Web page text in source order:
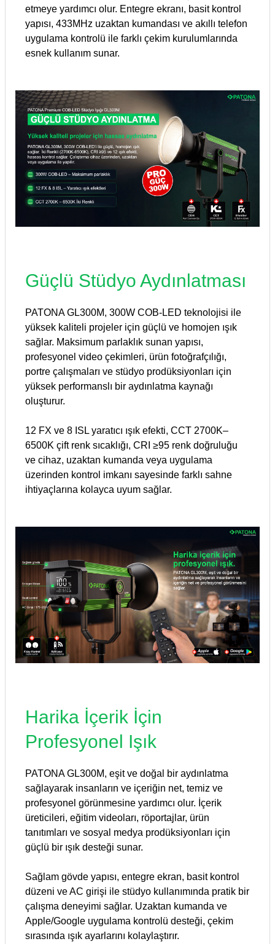
etmeye yardımcı olur. Entegre ekranı, basit kontrol
yapısı, 433MHz uzaktan kumandası ve akıllı telefon
uygulama kontrolü ile farklı çekim kurulumlarında
esnek kullanım sunar.
Güçlü Stüdyo Aydınlatması
PATONA GL300M, 300W COB-LED teknolojisi ile
yüksek kaliteli projeler için güçlü ve homojen ışık
sağlar. Maksimum parlaklık sunan yapısı,
profesyonel video çekimleri, ürün fotoğrafçılığı,
portre çalışmaları ve stüdyo prodüksiyonları için
yüksek performanslı bir aydınlatma kaynağı
oluşturur.
12 FX ve 8 ISL yaratıcı ışık efekti, CCT 2700K–
6500K çift renk sıcaklığı, CRI ≥95 renk doğruluğu
ve cihaz, uzaktan kumanda veya uygulama
üzerinden kontrol imkanı sayesinde farklı sahne
ihtiyaçlarına kolayca uyum sağlar.
Harika İçerik İçin
Profesyonel Işık
PATONA GL300M, eşit ve doğal bir aydınlatma
sağlayarak insanların ve içeriğin net, temiz ve
profesyonel görünmesine yardımcı olur. İçerik
üreticileri, eğitim videoları, röportajlar, ürün
tanıtımları ve sosyal medya prodüksiyonları için
güçlü bir ışık desteği sunar.
Sağlam gövde yapısı, entegre ekran, basit kontrol
düzeni ve AC girişi ile stüdyo kullanımında pratik bir
çalışma deneyimi sağlar. Uzaktan kumanda ve
Apple/Google uygulama kontrolü desteği, çekim
sırasında ışık ayarlarını kolaylaştırır.